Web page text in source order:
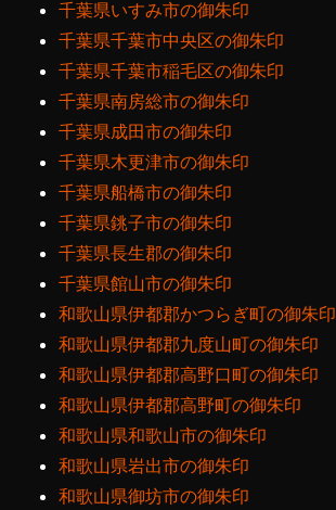
千葉県いすみ市の御朱印
千葉県千葉市中央区の御朱印
千葉県千葉市稲毛区の御朱印
千葉県南房総市の御朱印
千葉県成田市の御朱印
千葉県木更津市の御朱印
千葉県船橋市の御朱印
千葉県銚子市の御朱印
千葉県長生郡の御朱印
千葉県館山市の御朱印
和歌山県伊都郡かつらぎ町の御朱印
和歌山県伊都郡九度山町の御朱印
和歌山県伊都郡高野口町の御朱印
和歌山県伊都郡高野町の御朱印
和歌山県和歌山市の御朱印
和歌山県岩出市の御朱印
和歌山県御坊市の御朱印